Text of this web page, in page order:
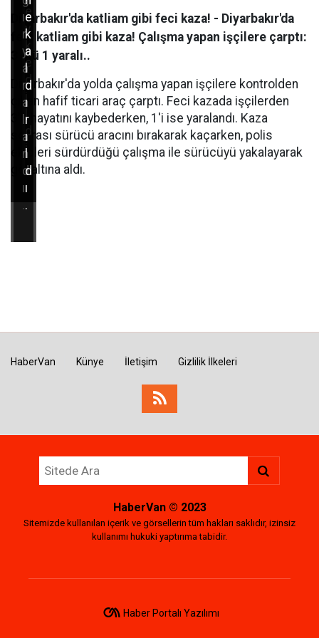
Diyarbakır'da katliam gibi feci kaza! - Diyarbakır'da
feci katliam gibi kaza! Çalışma yapan işçilere çarptı:
3 ölü 1 yaralı..
Diyarbakır'da yolda çalışma yapan işçilere kontrolden
çıkan hafif ticari araç çarptı. Feci kazada işçilerden
3'ü hayatını kaybederken, 1'i ise yaralandı. Kaza
sonrası sürücü aracını bırakarak kaçarken, polis
ekipleri sürdürdüğü çalışma ile sürücüyü yakalayarak
gözaltına aldı.
e
v
k
e
d
i
l
d
i
.
ı
r
y
a
r
a
a
n
d
ı
.
e
k
a
l
d
ı
r
ı
l
d
ı
.
HaberVan Künye İletişim Gizlilik İlkeleri
HaberVan© 2023
Sitemizde kullanılan içerik ve görsellerin tüm hakları saklıdır, izinsiz
kullanımı hukuki yaptırıma tabidir.
Haber Portalı Yazılımı